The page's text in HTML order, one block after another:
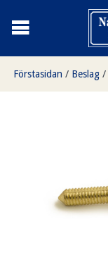
Förstasidan / Beslag /